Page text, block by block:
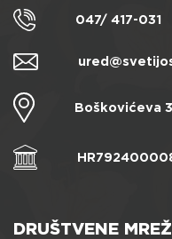
047/ 417-031
Boškovićeva
DRUŠTVENE